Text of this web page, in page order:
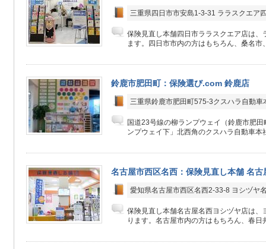
三重県四日市市安島1-3-31 ララスクエア
保険見直し本舗四日市ララスクエア店は、
ます。四日市市内の方はもちろん、桑名市
鈴鹿市肥田町：保険選び.com 鈴鹿店
三重県鈴鹿市肥田町575-3クスハラ自動車
国道23号線の柳ランプウェイ（鈴鹿市肥
ンプウェイ下」北西角のクスハラ自動車本
名古屋市西区名西：保険見直し本舗 名古
愛知県名古屋市西区名西2-33-8 ヨシヅヤ
保険見直し本舗名古屋名西ヨシヅヤ店は、
ります。名古屋市内の方はもちろん、春日